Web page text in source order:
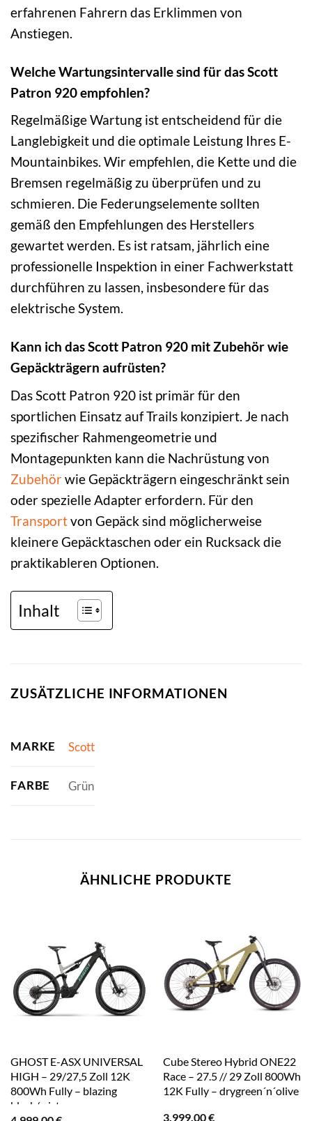
erfahrenen Fahrern das Erklimmen von
Anstiegen.
Welche Wartungsintervalle sind für das Scott
Patron 920 empfohlen?
Regelmäßige Wartung ist entscheidend für die
Langlebigkeit und die optimale Leistung Ihres E-
Mountainbikes. Wir empfehlen, die Kette und die
Bremsen regelmäßig zu überprüfen und zu
schmieren. Die Federungselemente sollten
gemäß den Empfehlungen des Herstellers
gewartet werden. Es ist ratsam, jährlich eine
professionelle Inspektion in einer Fachwerkstatt
durchführen zu lassen, insbesondere für das
elektrische System.
Kann ich das Scott Patron 920 mit Zubehör wie
Gepäckträgern aufrüsten?
Das Scott Patron 920 ist primär für den
sportlichen Einsatz auf Trails konzipiert. Je nach
spezifischer Rahmengeometrie und
Montagepunkten kann die Nachrüstung von
Zubehörwie Gepäckträgern eingeschränkt sein
oder spezielle Adapter erfordern. Für den
Transportvon Gepäck sind möglicherweise
kleinere Gepäcktaschen oder ein Rucksack die
praktikableren Optionen.
Inhalt
ZUSÄTZLICHE INFORMATIONEN
MARKE Scott
FARBE Grün
ÄHNLICHE PRODUKTE
GHOST E-ASX UNIVERSAL
HIGH – 29/27,5 Zoll 12K
800Wh Fully – blazing
black/misty gray
Cube Stereo Hybrid ONE22
Race – 27.5 // 29 Zoll 800Wh
12K Fully – drygreen´n´olive
3.999,00€